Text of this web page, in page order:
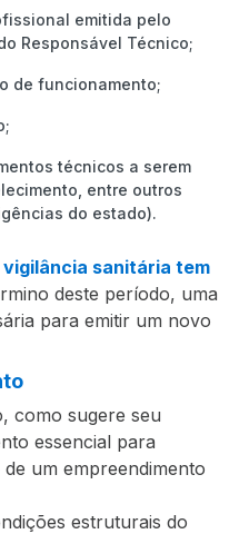
emitida pelo
Responsável Técnico;
de funcionamento;
técnicos a serem
entre outros
do estado).
vigilância sanitária tem
deste período, uma
para emitir um novo
como sugere seu
essencial para
um empreendimento
estruturais do